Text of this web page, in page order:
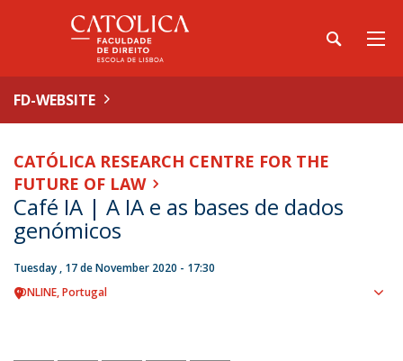
FD-WEBSITE
CATÓLICA RESEARCH CENTRE FOR THE
FUTURE OF LAW
Café IA | A IA e as bases de dados
genómicos
Tuesday , 17 de November 2020 - 17:30
ONLINE Portugal